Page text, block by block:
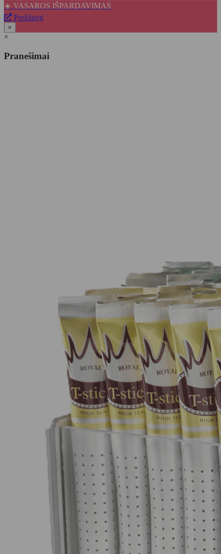
☀️ VASAROS IŠPARDAVIMAS
Peržiūrėti
×
×
Pranešimai